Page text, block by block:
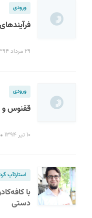
ورودی
۲۹ مرداد ۱۳۹۴
ورودی
ققنوس و
۱۰ تیر ۱۳۹۴
استارت‎آپ گردی
با
دستی